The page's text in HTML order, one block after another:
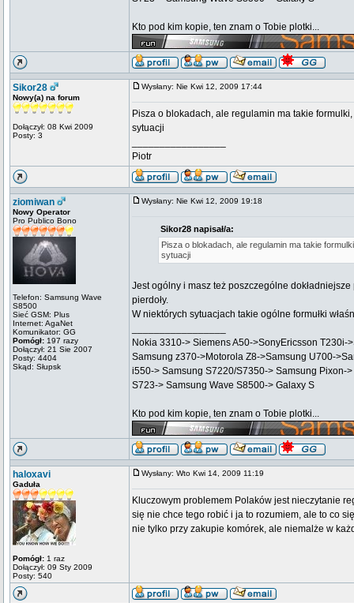
Kto pod kim kopie, ten znam o Tobie plotki...
Sikor28
Nowy(a) na forum
Dołączył: 08 Kwi 2009
Posty: 3
Wysłany: Nie Kwi 12, 2009 17:44
Pisza o blokadach, ale regulamin ma takie
sytuacji
Piotr
ziomiwan
Nowy Operator
Pro Publico Bono
Telefon: Samsung Wave
S8500
Sieć GSM: Plus
Internet: AgaNet
Komunikator: GG
Pomógł: 197 razy
Dołączył: 21 Sie 2007
Posty: 4404
Skąd: Słupsk
Wysłany: Nie Kwi 12, 2009 19:18
Sikor28 napisał/a:
Pisza o blokadach, ale regulamin ma takie
sytuacji
Jest ogólny i masz też poszczególne
pierdoły.
W niektórych sytuacjach takie ogólne formułki
Nokia 3310-> Siemens A50->SonyEricsson
Samsung z370->Motorola Z8->Samsung U700-
i550-> Samsung S7220/S7350-> Samsung Pixon-
S723-> Samsung Wave S8500-> Galaxy S
Kto pod kim kopie, ten znam o Tobie plotki...
haloxavi
Gaduła
Pomógł: 1 raz
Dołączył: 09 Sty 2009
Posty: 540
Wysłany: Wto Kwi 14, 2009 11:19
Kluczowym problemem Polaków jest nieczytanie
się nie chce tego robić i ja to rozumiem, ale to co
nie tylko przy zakupie komórek, ale niemalże w